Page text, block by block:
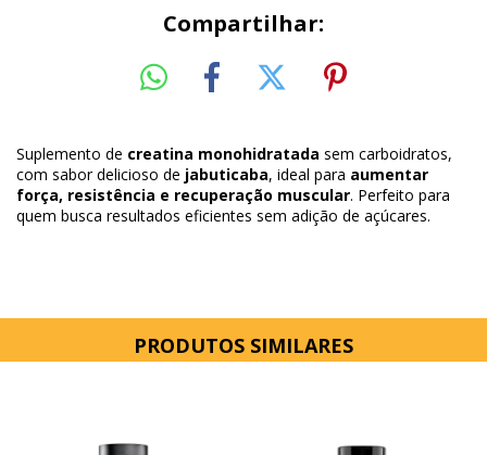
Compartilhar:
Suplemento de creatina monohidratada sem carboidratos,
com sabor delicioso de jabuticaba, ideal para aumentar
força, resistência e recuperação muscular. Perfeito para
quem busca resultados eficientes sem adição de açúcares.
PRODUTOS SIMILARES